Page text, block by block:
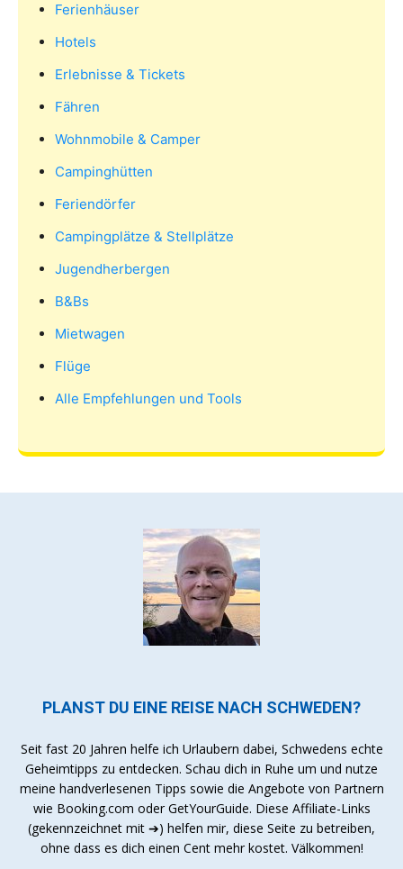
Ferienhäuser
Hotels
Erlebnisse & Tickets
Fähren
Wohnmobile & Camper
Campinghütten
Feriendörfer
Campingplätze & Stellplätze
Jugendherbergen
B&Bs
Mietwagen
Flüge
Alle Empfehlungen und Tools
PLANST DU EINE REISE NACH SCHWEDEN?
Seit fast 20 Jahren helfe ich Urlaubern dabei, Schwedens echte
Geheimtipps zu entdecken. Schau dich in Ruhe um und nutze
meine handverlesenen Tipps sowie die Angebote von Partnern
wie Booking.com oder GetYourGuide. Diese Affiliate-Links
(gekennzeichnet mit ➔) helfen mir, diese Seite zu betreiben,
ohne dass es dich einen Cent mehr kostet. Välkommen!